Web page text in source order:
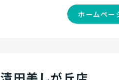
ホームペー